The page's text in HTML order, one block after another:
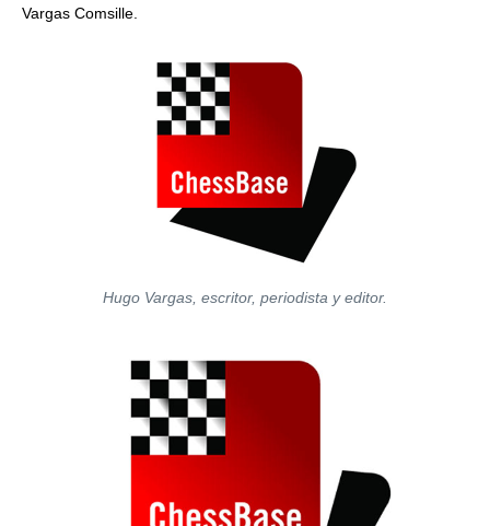
Vargas Comsille.
Hugo Vargas, escritor, periodista y editor.